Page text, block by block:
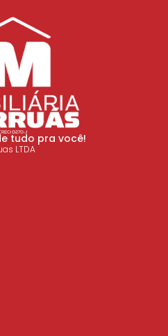
tudo pra você!
LTDA